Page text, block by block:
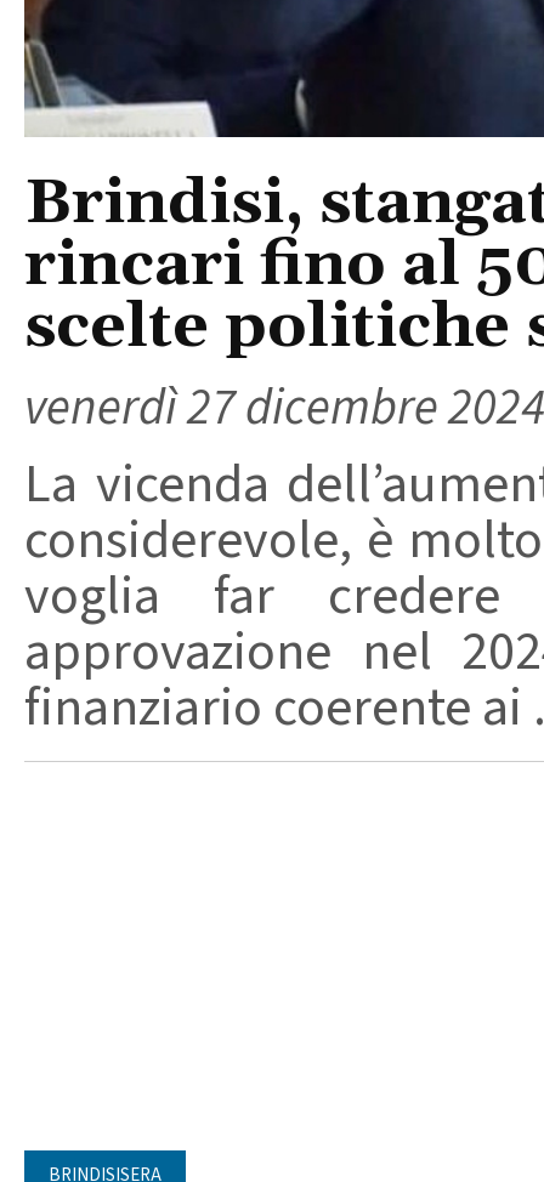
Brindisi,
rincari fino al
scelte politiche
venerdì 27 dicembre 2024
La vicenda
considerevole, è
voglia far
approvazione nel
finanziario coerente ai
BRINDISISERA